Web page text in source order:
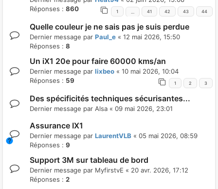
Réponses : 860 1 41 42 43 44
Quelle couleur je ne sais pas je suis perdue
Dernier message par Paul_e « 12 mai 2026, 15:50
Réponses : 8
Un iX1 20e pour faire 60000 kms/an
Dernier message par lixbeo « 10 mai 2026, 10:04
Réponses : 59 1 2 3
Des spécificités techniques sécurisantes...
Dernier message par Alsa « 09 mai 2026, 23:01
Assurance IX1
Dernier message par LaurentVLB « 05 mai 2026, 08:59
Réponses : 9
Support 3M sur tableau de bord
Dernier message par MyfirstvE « 20 avr. 2026, 17:12
Réponses : 2